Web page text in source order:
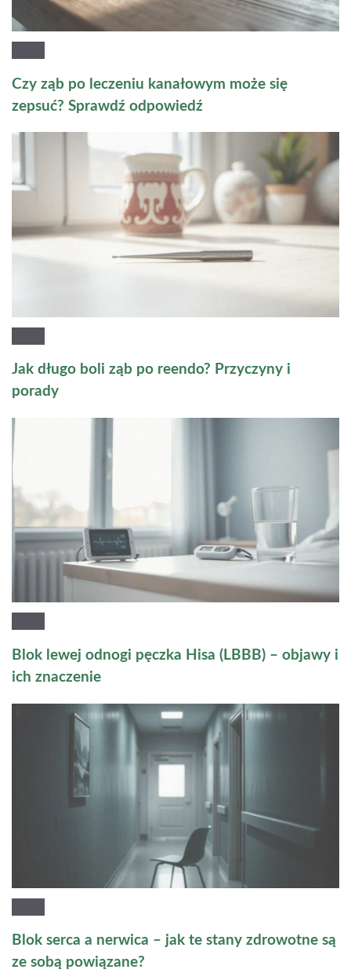
Czy ząb po leczeniu kanałowym może się
zepsuć? Sprawdź odpowiedź
Jak długo boli ząb po reendo? Przyczyny i
porady
Blok lewej odnogi pęczka Hisa (LBBB) – objawy i
ich znaczenie
Blok serca a nerwica – jak te stany zdrowotne są
ze sobą powiązane?